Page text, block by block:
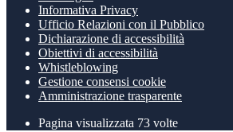
Informativa Privacy
Ufficio Relazioni con il Pubblico
Dichiarazione di accessibilità
Obiettivi di accessibilità
Whistleblowing
Gestione consensi cookie
Amministrazione trasparente
Pagina visualizzata 73 volte